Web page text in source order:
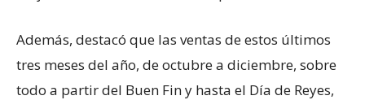
Además, destacó que las ventas de estos últimos
tres meses del año, de octubre a diciembre, sobre
todo a partir del Buen Fin y hasta el Día de Reyes,